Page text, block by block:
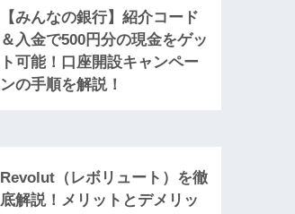
【みんなの銀行】紹介コード
＆入金で500円分の現金をゲッ
ト可能！口座開設キャンペー
ンの手順を解説！
Revolut（レボリュート）を徹
底解説！メリットとデメリッ